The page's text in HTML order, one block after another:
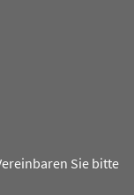
Sie bitte